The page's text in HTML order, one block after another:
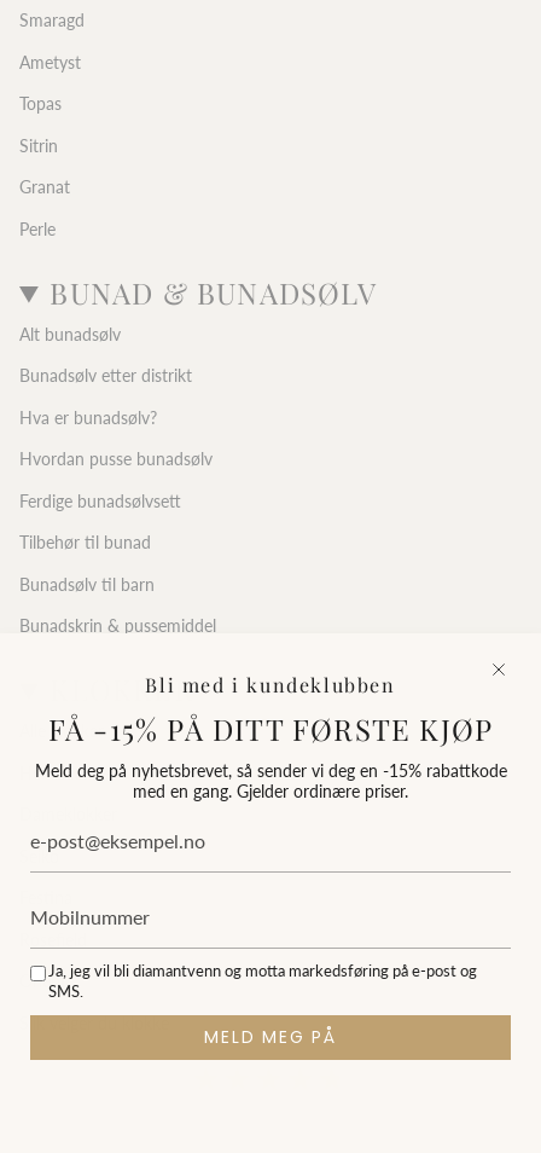
Bli med i kundeklubben
FÅ -15% PÅ DITT FØRSTE KJØP
Meld deg på nyhetsbrevet, så sender vi deg en -15% rabattkode
med en gang. Gjelder ordinære priser.
Ja, jeg vil bli diamantvenn og motta markedsføring på e-post og
SMS.
MELD MEG PÅ
Smaragd
Ametyst
Topas
Sitrin
Granat
Perle
BUNAD & BUNADSØLV
Alt bunadsølv
Bunadsølv etter distrikt
Hva er bunadsølv?
Hvordan pusse bunadsølv
Ferdige bunadsølvsett
Tilbehør til bunad
Bunadsølv til barn
Bunadskrin & pussemiddel
KLOKKER
Alle klokker
Herreklokker
Seiko
Orient